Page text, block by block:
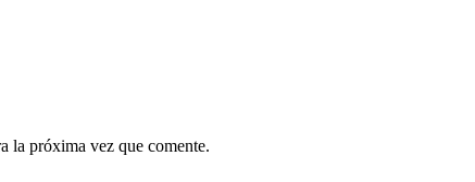
la próxima vez que comente.